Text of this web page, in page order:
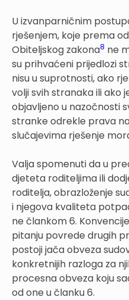
U izvanparničnim
rješenjem, koje prema
Obiteljskog zakona8 ne
su prihvaćeni prijedlozi
nisu u suprotnosti, ako
volji svih stranaka ili ako
objavljeno u nazočnosti
stranke odrekle prava
slučajevima rješenje
Valja spomenuti da u
djeteta roditeljima ili
roditelja, obrazloženje
i njegova kvaliteta
ne člankom 6.
pitanju povrede drugih
postoji jača obveza
konkretnijih razloga za
procesna obveza koju
od one u članku 6.